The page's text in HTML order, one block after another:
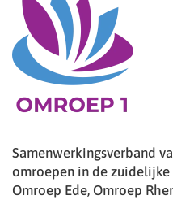
Samenwerkingsverband
omroepen in de zuidelijke
Omroep Ede, Omroep